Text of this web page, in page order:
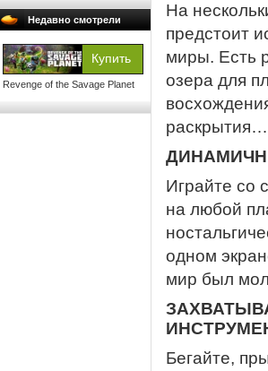
Недавно смотрели
Revenge of the Savage Planet
На
предстоит
миры. Есть
озера для
раскрытия…
Играйте со
на любой
одном
мир был
Бегайте,